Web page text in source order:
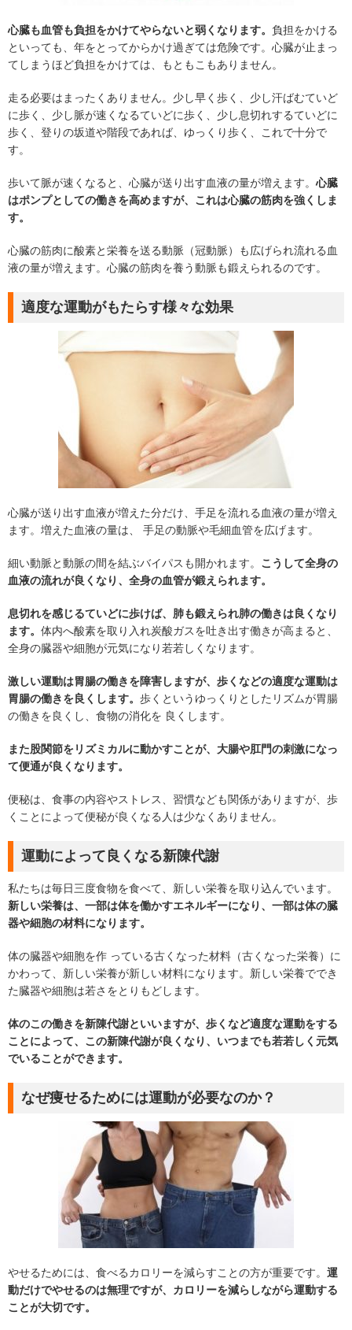
心臓も血管も負担をかけてやらないと弱くなります。 負担をかける
といっても、年をとってからかけ過ぎては危険です。心臓が止まっ
てしまうほど負担をかけては、もともこもありません。
走る必要はまったくありません。少し早く歩く、少し汗ばむていど
に歩く、少し脈が速くなるていどに歩く、少し息切れするていどに
歩く、登りの坂道や階段であれば、ゆっくり歩く、これで十分で
す。
歩いて脈が速くなると、心臓が送り出す血液の量が増えます。 心臓
はポンプとしての働きを高めますが、これは心臓の筋肉を強くしま
す。
心臓の筋肉に酸素と栄養を送る動脈（冠動脈）も広げられ流れる血
液の量が増えます。心臓の筋肉を養う動脈も鍛えられるのです。
適度な運動がもたらす様々な効果
心臓が送り出す血液が増えた分だけ、手足を流れる血液の量が増え
ます。増えた血液の量は、 手足の動脈や毛細血管を広げます。
細い動脈と動脈の間を結ぶバイパスも開かれます。 こうして全身の
血液の流れが良くなり、全身の血管が鍛えられます。
息切れを感じるていどに歩けば、肺も鍛えられ肺の働きは良くなり
ます。 体内へ酸素を取り入れ炭酸ガスを吐き出す働きが高まると、
全身の臓器や細胞が元気になり若若しくなります。
激しい運動は胃腸の働きを障害しますが、歩くなどの適度な運動は
胃腸の働きを良くします。 歩くというゆっくりとしたリズムが胃腸
の働きを良くし、食物の消化を 良くします。
また股関節をリズミカルに動かすことが、大腸や肛門の刺激になっ
て便通が良くなります。
便秘は、食事の内容やストレス、習慣なども関係がありますが、歩
くことによって便秘が良くなる人は少なくありません。
運動によって良くなる新陳代謝
私たちは毎日三度食物を食べて、新しい栄養を取り込んでいます。
新しい栄養は、一部は体を働かすエネルギーになり、一部は体の臓
器や細胞の材料になります。
体の臓器や細胞を作 っている古くなった材料（古くなった栄養）に
かわって、新しい栄養が新しい材料になります。新しい栄養ででき
た臓器や細胞は若さをとりもどします。
体のこの働きを新陳代謝といいますが、歩くなど適度な運動をする
ことによって、この新陳代謝が良くなり、いつまでも若若しく元気
でいることができます。
なぜ痩せるためには運動が必要なのか？
やせるためには、食べるカロリーを減らすことの方が重要です。 運
動だけでやせるのは無理ですが、カロリーを減らしながら運動する
ことが大切です。